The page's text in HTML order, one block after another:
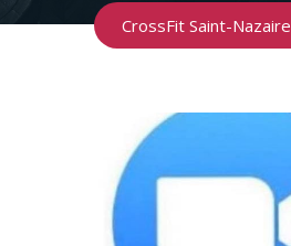
CrossFit Saint-Nazaire